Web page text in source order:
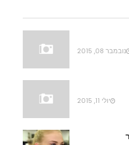
נובמבר 08, 2015
יולי 11, 2015